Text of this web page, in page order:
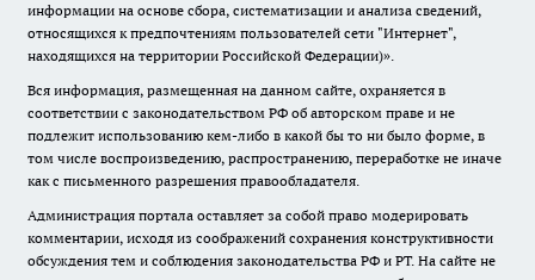
информации на основе сбора, систематизации и анализа сведений,
относящихся к предпочтениям пользователей сети "Интернет",
находящихся на территории Российской Федерации)».
Вся информация, размещенная на данном сайте, охраняется в
соответствии с законодательством РФ об авторском праве и не
подлежит использованию кем-либо в какой бы то ни было форме, в
том числе воспроизведению, распространению, переработке не иначе
как с письменного разрешения правообладателя.
Администрация портала оставляет за собой право модерировать
комментарии, исходя из соображений сохранения конструктивности
обсуждения тем и соблюдения законодательства РФ и РТ. На сайте не